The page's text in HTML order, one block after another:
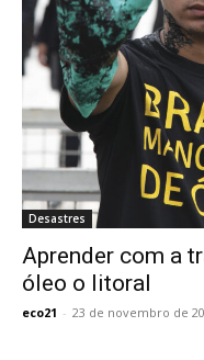
Desastres
Aprender com a
óleo o litoral
eco21 - 23 de novembro de